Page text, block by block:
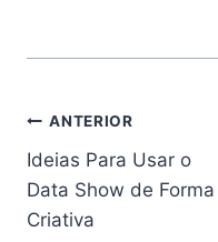
Navegação
de
Post
ANTERIOR
Ideias Para Usar o
Data Show de Forma
Criativa